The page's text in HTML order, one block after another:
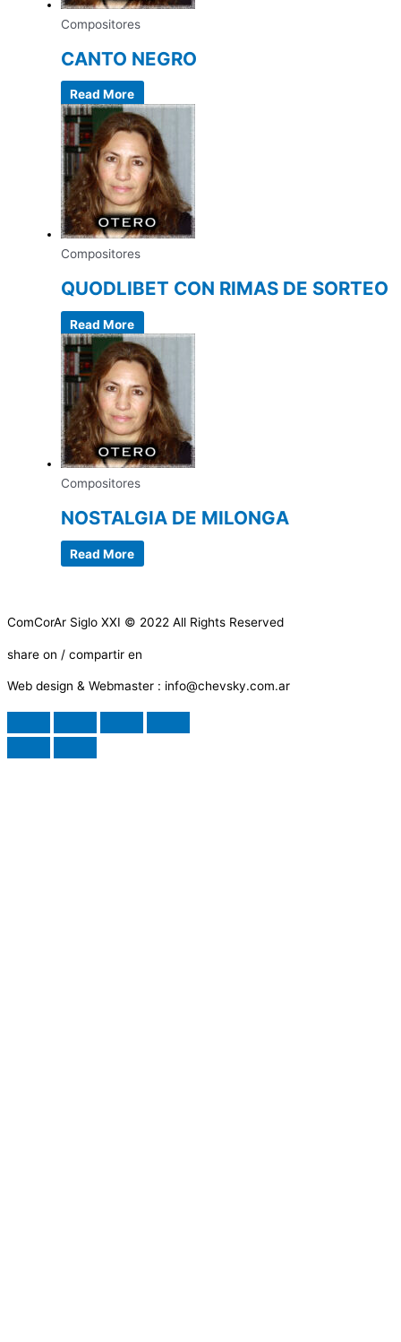
Compositores
CANTO NEGRO
Read More
Compositores
QUODLIBET CON RIMAS DE SORTEO
Read More
Compositores
NOSTALGIA DE MILONGA
Read More
ComCorAr Siglo XXI © 2022 All Rights Reserved
share on / compartir en
Web design & Webmaster : info@chevsky.com.ar